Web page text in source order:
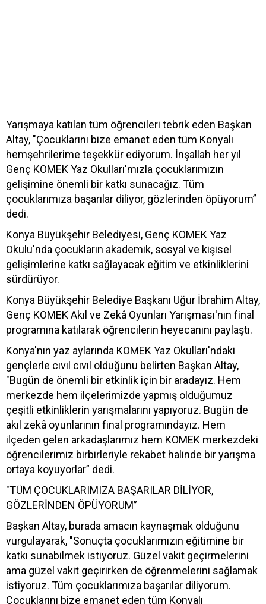
Yarışmaya katılan tüm öğrencileri tebrik eden Başkan
Altay, "Çocuklarını bize emanet eden tüm Konyalı
hemşehrilerime teşekkür ediyorum. İnşallah her yıl
Genç KOMEK Yaz Okulları'mızla çocuklarımızın
gelişimine önemli bir katkı sunacağız. Tüm
çocuklarımıza başarılar diliyor, gözlerinden öpüyorum”
dedi.
Konya Büyükşehir Belediyesi, Genç KOMEK Yaz
Okulu'nda çocukların akademik, sosyal ve kişisel
gelişimlerine katkı sağlayacak eğitim ve etkinliklerini
sürdürüyor.
Konya Büyükşehir Belediye Başkanı Uğur İbrahim Altay,
Genç KOMEK Akıl ve Zekâ Oyunları Yarışması'nın final
programına katılarak öğrencilerin heyecanını paylaştı.
Konya'nın yaz aylarında KOMEK Yaz Okulları'ndaki
gençlerle cıvıl cıvıl olduğunu belirten Başkan Altay,
"Bugün de önemli bir etkinlik için bir aradayız. Hem
merkezde hem ilçelerimizde yapmış olduğumuz
çeşitli etkinliklerin yarışmalarını yapıyoruz. Bugün de
akıl zekâ oyunlarının final programındayız. Hem
ilçeden gelen arkadaşlarımız hem KOMEK merkezdeki
öğrencilerimiz birbirleriyle rekabet halinde bir yarışma
ortaya koyuyorlar” dedi.
"TÜM ÇOCUKLARIMIZA BAŞARILAR DİLİYOR,
GÖZLERİNDEN ÖPÜYORUM”
Başkan Altay, burada amacın kaynaşmak olduğunu
vurgulayarak, "Sonuçta çocuklarımızın eğitimine bir
katkı sunabilmek istiyoruz. Güzel vakit geçirmelerini
ama güzel vakit geçirirken de öğrenmelerini sağlamak
istiyoruz. Tüm çocuklarımıza başarılar diliyorum.
Çocuklarını bize emanet eden tüm Konyalı